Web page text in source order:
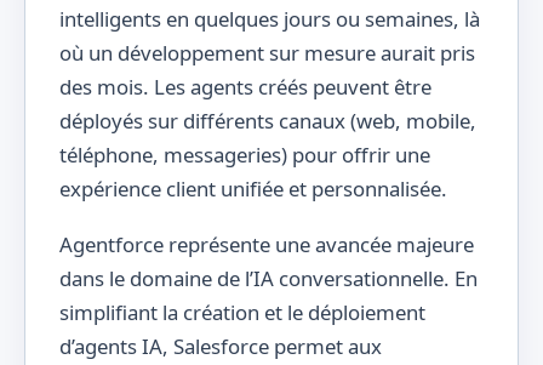
intelligents en quelques jours ou semaines, là
où un développement sur mesure aurait pris
des mois. Les agents créés peuvent être
déployés sur différents canaux (web, mobile,
téléphone, messageries) pour offrir une
expérience client unifiée et personnalisée.
Agentforce représente une avancée majeure
dans le domaine de l’IA conversationnelle. En
simplifiant la création et le déploiement
d’agents IA, Salesforce permet aux